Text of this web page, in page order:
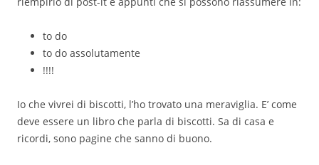
to do
to do assolutamente
!!!!
Io che vivrei di biscotti, l’ho trovato una meraviglia. E’ come
deve essere un libro che parla di biscotti. Sa di casa e
ricordi, sono pagine che sanno di buono.